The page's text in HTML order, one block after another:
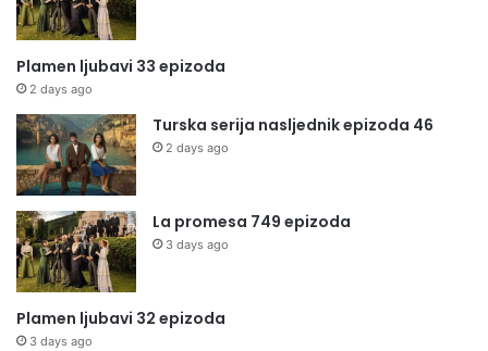
Plamen ljubavi 33 epizoda
2 days ago
Turska serija nasljednik epizoda 46
2 days ago
La promesa 749 epizoda
3 days ago
Plamen ljubavi 32 epizoda
3 days ago